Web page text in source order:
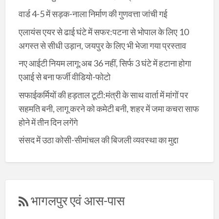
वार्ड 4-5 में सड़क-नाला निर्माण की गुणवत्ता जांची गई
एलायंस एयर से ढाई घंटे में सफर:पटना से भोपाल के लिए 10
अगस्त से सीधी उड़ान, जयपुर के लिए भी भेजा गया प्रस्ताव
नए आईटी नियम लागू:अब 36 नहीं, सिर्फ 3 घंटे में हटाना होगा
एआई से बना फर्जी वीडियो-फोटो
सफाईकर्मियों की हड़ताल टूटी:मंत्री के साथ वार्ता में मांगों पर
सहमति बनी, लागू करने को कमेटी बनी, शहर में जमा कचरा साफ
होने में तीन दिन लगेंगे
संसद में उठा कोसी-सीमांचल की बिजली व्यवस्था का मुद्दा
भागलपुर एवं आस-पास